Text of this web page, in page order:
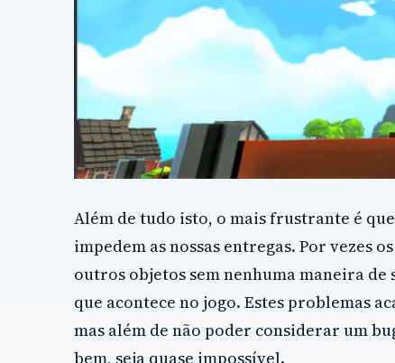
Além de tudo isto, o mais frustrante é
impedem as nossas entregas. Por vezes
outros objetos sem nenhuma maneira
que acontece no jogo. Estes problemas
mas além de não poder considerar um
bem, seja quase impossível.